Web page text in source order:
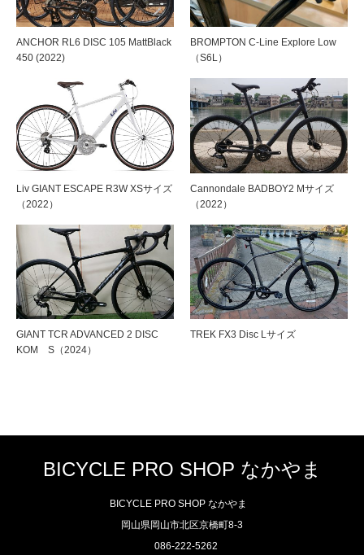
ANCHOR RL6 DISC 105 MattBlack
450 (2022)
BROMPTON C-Line Explore Low
（S6L）
Liv GIANT ESCAPE R3W XSサイズ
（2022）
Cannondale BADBOY2 Mサイズ
（2022）
GIANT TCR ADVANCED 2 DISC
KOM S（2024）
TREK FX3 Disc Lサイズ
BICYCLE PRO SHOP なかやま
BICYCLE PRO SHOP なかやま
岡山県岡山市北区京橋町8-3
086-222-5262